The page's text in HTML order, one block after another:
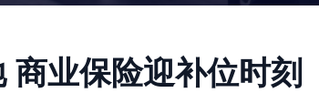
商业保险迎补位时刻